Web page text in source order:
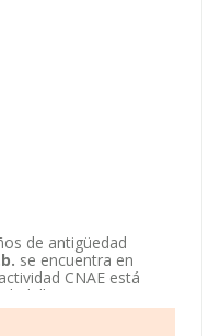
de antigüedad
se encuentra en
CNAE está
tejas y
la construcción.